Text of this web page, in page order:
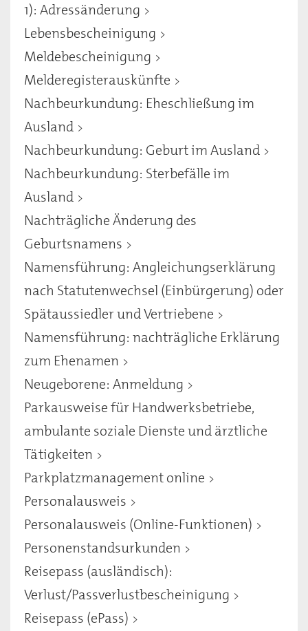
1): Adressänderung
Lebensbescheinigung
Meldebescheinigung
Melderegisterauskünfte
Nachbeurkundung: Eheschließung im
Ausland
Nachbeurkundung: Geburt im Ausland
Nachbeurkundung: Sterbefälle im
Ausland
Nachträgliche Änderung des
Geburtsnamens
Namensführung: Angleichungserklärung
nach Statutenwechsel (Einbürgerung) oder
Spätaussiedler und Vertriebene
Namensführung: nachträgliche Erklärung
zum Ehenamen
Neugeborene: Anmeldung
Parkausweise für Handwerksbetriebe,
ambulante soziale Dienste und ärztliche
Tätigkeiten
Parkplatzmanagement online
Personalausweis
Personalausweis (Online-Funktionen)
Personenstandsurkunden
Reisepass (ausländisch):
Verlust/Passverlustbescheinigung
Reisepass (ePass)